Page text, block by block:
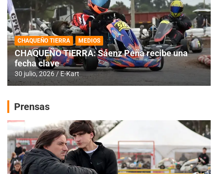
CHAQUEÑO TIERRA MEDIOS
CHAQUEÑO TIERRA: Sáenz Peña recibe una
fecha clave
30 julio, 2026 E-Kart
Prensas